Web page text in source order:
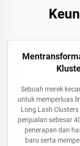
Sebuah merek
untuk memperluas
Long Lash
penjualan sebesar
penerapan dan
baru serta